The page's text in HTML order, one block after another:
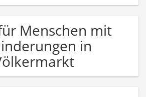
Menschen mit
in